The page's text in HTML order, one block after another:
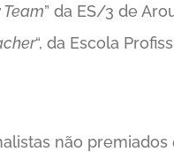
Team” da ES/3 de
“, da Escola
não